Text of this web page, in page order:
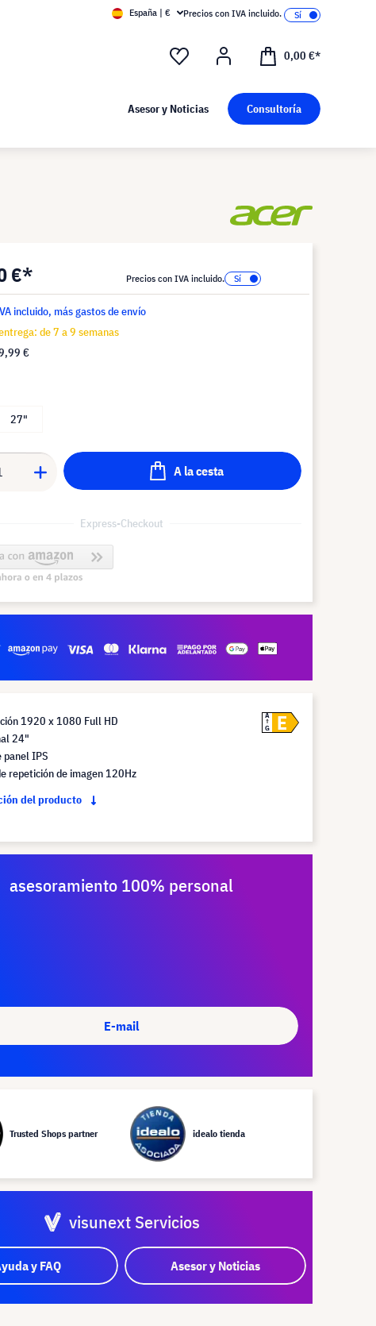
España | € Precios con IVA incluido.
0,00 €*
Asesor y Noticias Consultoría
€* Precios con IVA incluido.
incluido, más gastos de envío
de 7 a 9 semanas
€
27"
A la cesta
Express-Checkout
1920 x 1080 Full HD
24"
panel IPS
repetición de imagen 120Hz
del producto
A
G
E
asesoramiento 100% personal
E-mail
Trusted Shops partner idealo tienda
visunext Servicios
y FAQ Asesor y Noticias